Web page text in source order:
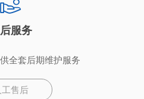
服务
全套后期维护服务
工售后